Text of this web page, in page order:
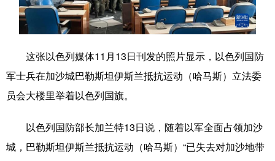
食品 人居 信息化 数字经济
乡村振兴 银龄 溯源中国
城市 旅游 能源 会展
彩票 娱乐 时尚 悦读
文化产业
这张以色列媒体11月13日刊发的照片显示，以色列国防
军士兵在加沙城巴勒斯坦伊斯兰抵抗运动（哈马斯）立法委
员会大楼里举着以色列国旗。
以色列国防部长加兰特13日说，随着以军全面占领加沙
城，巴勒斯坦伊斯兰抵抗运动（哈马斯）“已失去对加沙地带